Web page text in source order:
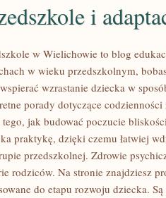
i
w Wielichowie to blog
w wieku przedszkolnym,
wzrastanie dziecka w
porady dotyczące
tego, jak budować poczucie
praktykę, dzięki czemu łatwiej
przedszkolnej. Zdrowie
rodziców. Na stronie znajdziesz
do etapu rozwoju dziecka.